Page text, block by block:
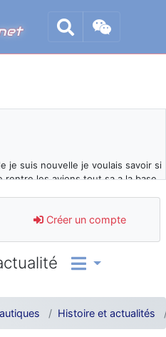
je suis nouvelle je voulais savoir si
les avions tout sa a la base
blocages du site ces derniers
le spam et les bots trop nocifs
du sujet sur l'Armée de l'Air,
Créer un compte
Histoire et actualités